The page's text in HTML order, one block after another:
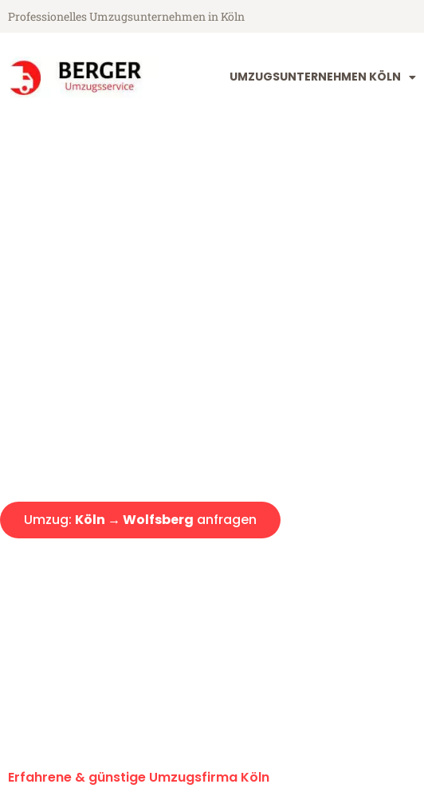
Professionelles Umzugsunternehmen in Köln
UMZUGSUNTERNEHMEN KÖLN
Umzug: Köln → Wolfsberg anfragen
Erfahrene & günstige Umzugsfirma Köln